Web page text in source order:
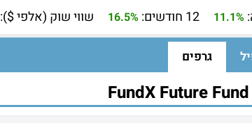
11.1% 12 חודשים: 16.5% שווי שוק (אלפי $):
גרפים